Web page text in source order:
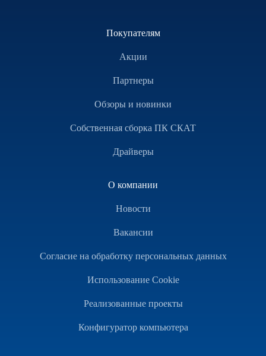
Покупателям
Акции
Партнеры
Обзоры и новинки
Собственная сборка ПК СКАТ
Драйверы
О компании
Новости
Вакансии
Согласие на обработку персональных данных
Использование Cookie
Реализованные проекты
Конфигуратор компьютера